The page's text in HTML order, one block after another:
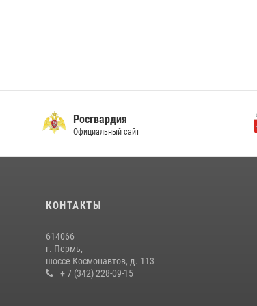
Росгвардия
Официальный сайт
КОНТАКТЫ
614066
г. Пермь,
шоссе Космонавтов, д. 113
+ 7 (342) 228-09-15